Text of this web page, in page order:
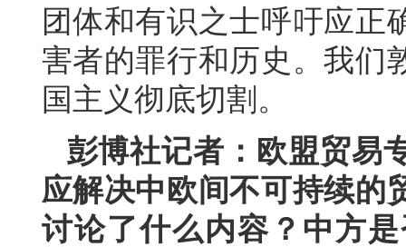
团体和有识之士呼吁应正
害者的罪行和历史。我们
国主义彻底切割。
彭博社记者：欧盟贸易
应解决中欧间不可持续的
讨论了什么内容？中方